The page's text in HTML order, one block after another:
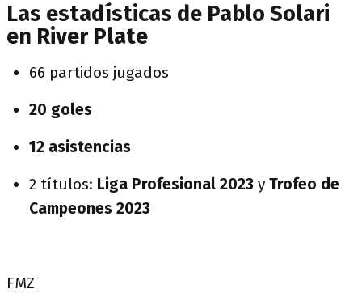
Las estadísticas de Pablo Solari
en River Plate
66 partidos jugados
20 goles
12 asistencias
2 títulos: Liga Profesional 2023 y Trofeo de
Campeones 2023
FMZ